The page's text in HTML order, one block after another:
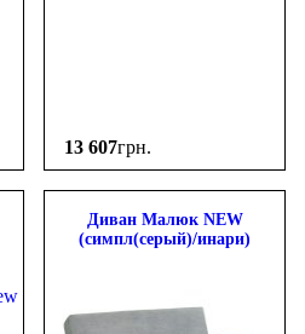
13 607грн.
Диван Малюк NEW
(симпл(серый)/инари)